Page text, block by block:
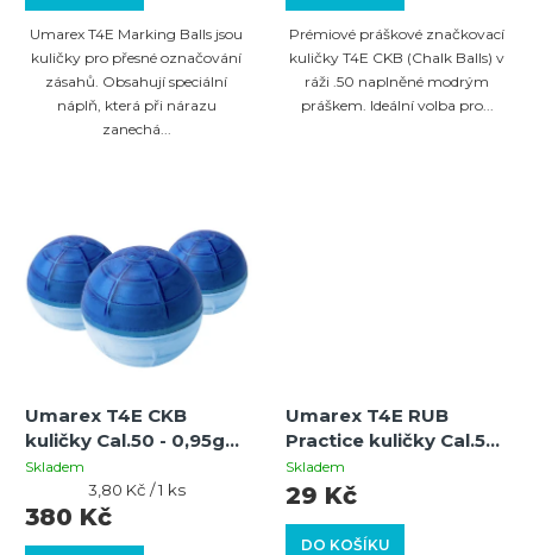
Umarex T4E Marking Balls jsou
kuličky pro přesné označování
zásahů. Obsahují speciální
náplň, která při nárazu
zanechá...
Prémiové práškové značkovací
kuličky T4E CKB (Chalk Balls) v
ráži .50 naplněné modrým
práškem. Ideální volba pro...
Umarex T4E CKB
kuličky Cal.50 - 0,95g
modré - 100 ks
Skladem
380 Kč
Měrná
cena:
3,80 Kč / 1 ks
Umarex T4E RUB
Practice kuličky Cal.50
- 1,23g - 10 ks
Skladem
DO KOŠÍKU
29 Kč